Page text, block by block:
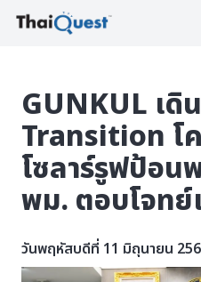
GUNKUL เดิ
Transition โ
โซลาร์รูฟป้อน
พม. ตอบโจท
วันพฤหัสบดีที่ 11 มิถุนายน